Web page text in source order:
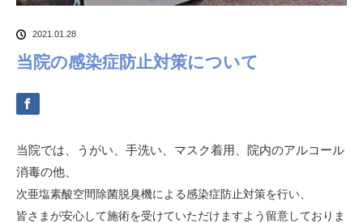
2021.01.28
当院の感染症防止対策について
当院では、うがい、手洗い、マスク着用、院内のアルコール
消毒の他、
次亜塩素酸空間除菌脱臭機による感染症防止対策を行い、
皆さまが安心して施術を受けていただけますよう留意しておりま